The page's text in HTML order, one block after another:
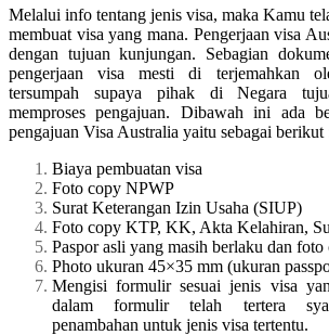
Melalui info tentang jenis visa, maka Kamu
membuat visa yang mana. Pengerjaan visa
dengan tujuan kunjungan. Sebagian
pengerjaan visa mesti di terjemahkan
tersumpah supaya pihak di Negara
memproses pengajuan. Dibawah ini ada
pengajuan Visa Australia yaitu sebagai berikut
Biaya pembuatan visa
Foto copy NPWP
Surat Keterangan Izin Usaha (SIUP)
Foto copy KTP, KK, Akta Kelahiran,
Paspor asli yang masih berlaku dan foto
Photo ukuran 45×35 mm (ukuran
Mengisi formulir sesuai jenis visa
dalam formulir telah tertera
penambahan untuk jenis visa tertentu.